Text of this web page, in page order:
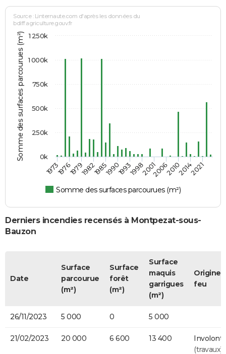
Somme des surfaces parcourues (m²)
Source : Linternaute.com d'après les données du
bdiff.agriculture.gouv.fr
Somme des surfaces parcourues (m²)
1973197619791982198519901993199820012006201020142021
0k
250k
500k
750k
1 000k
1 250k
Derniers incendies recensés à Montpezat-sous-
Bauzon
Date
Surface
parcourue
(m²)
Surface
forêt
(m²)
Surface
maquis
garrigues
(m²)
Origine
feu
26/11/2023 5 000 0 5 000
21/02/2023 20 000 6 600 13 400
(travaux)